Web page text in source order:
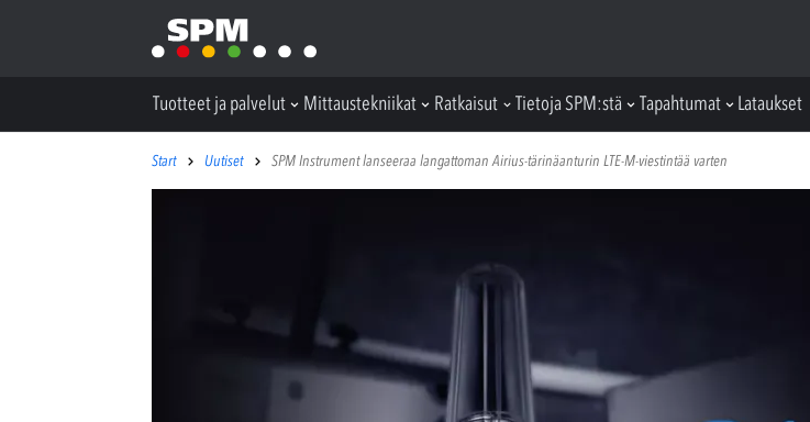
Tuotteet ja palvelut Mittaustekniikat Ratkaisut Tietoja SPM:stä Tapahtumat Lataukset
Start Uutiset SPM Instrument lanseeraa langattoman Airius-tärinäanturin LTE-M-viestintää varten